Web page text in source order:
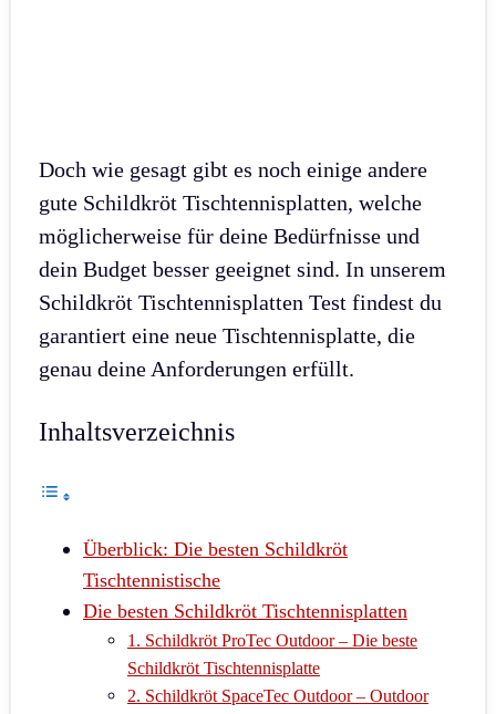
Doch wie gesagt gibt es noch einige andere
gute Schildkröt Tischtennisplatten, welche
möglicherweise für deine Bedürfnisse und
dein Budget besser geeignet sind. In unserem
Schildkröt Tischtennisplatten Test findest du
garantiert eine neue Tischtennisplatte, die
genau deine Anforderungen erfüllt.
Inhaltsverzeichnis
Überblick: Die besten Schildkröt
Tischtennistische
Die besten Schildkröt Tischtennisplatten
1. Schildkröt ProTec Outdoor – Die beste
Schildkröt Tischtennisplatte
2. Schildkröt SpaceTec Outdoor – Outdoor